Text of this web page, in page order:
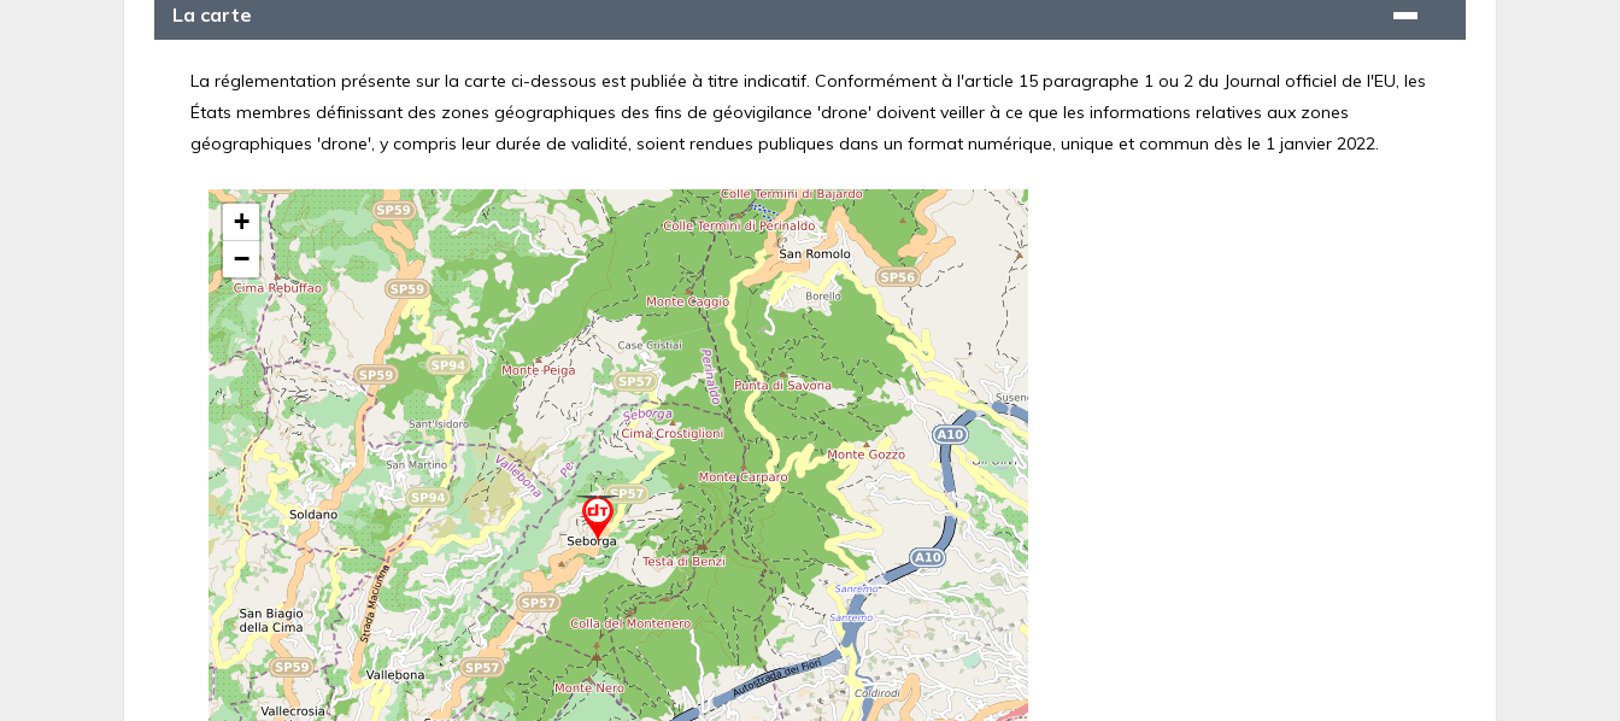
La carte
La réglementation présente sur la carte ci-dessous est publiée à titre indicatif. Conformément à l'article 15 paragraphe 1 ou 2 du Journal officiel de l'EU, les
États membres définissant des zones géographiques des fins de géovigilance 'drone' doivent veiller à ce que les informations relatives aux zones
géographiques 'drone', y compris leur durée de validité, soient rendues publiques dans un format numérique, unique et commun dès le 1 janvier 2022.